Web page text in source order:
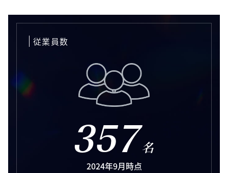
従業員数
357名
2024年9月時点